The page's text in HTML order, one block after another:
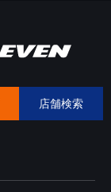
店舗検索